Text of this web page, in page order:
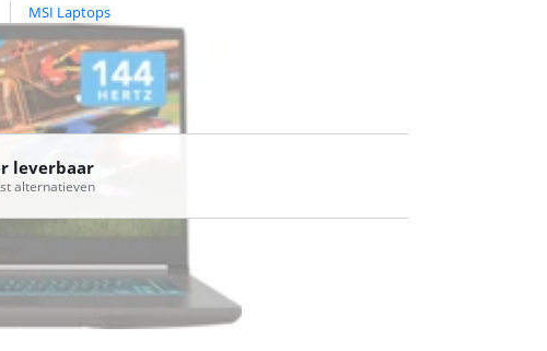
MSI Laptops
leverbaar
alternatieven